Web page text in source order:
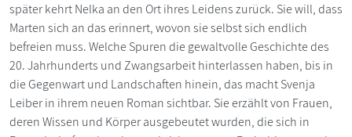
später kehrt Nelka an den Ort ihres Leidens zurück. Sie will, dass
Marten sich an das erinnert, wovon sie selbst sich endlich
befreien muss. Welche Spuren die gewaltvolle Geschichte des
20. Jahrhunderts und Zwangsarbeit hinterlassen haben, bis in
die Gegenwart und Landschaften hinein, das macht Svenja
Leiber in ihrem neuen Roman sichtbar. Sie erzählt von Frauen,
deren Wissen und Körper ausgebeutet wurden, die sich in